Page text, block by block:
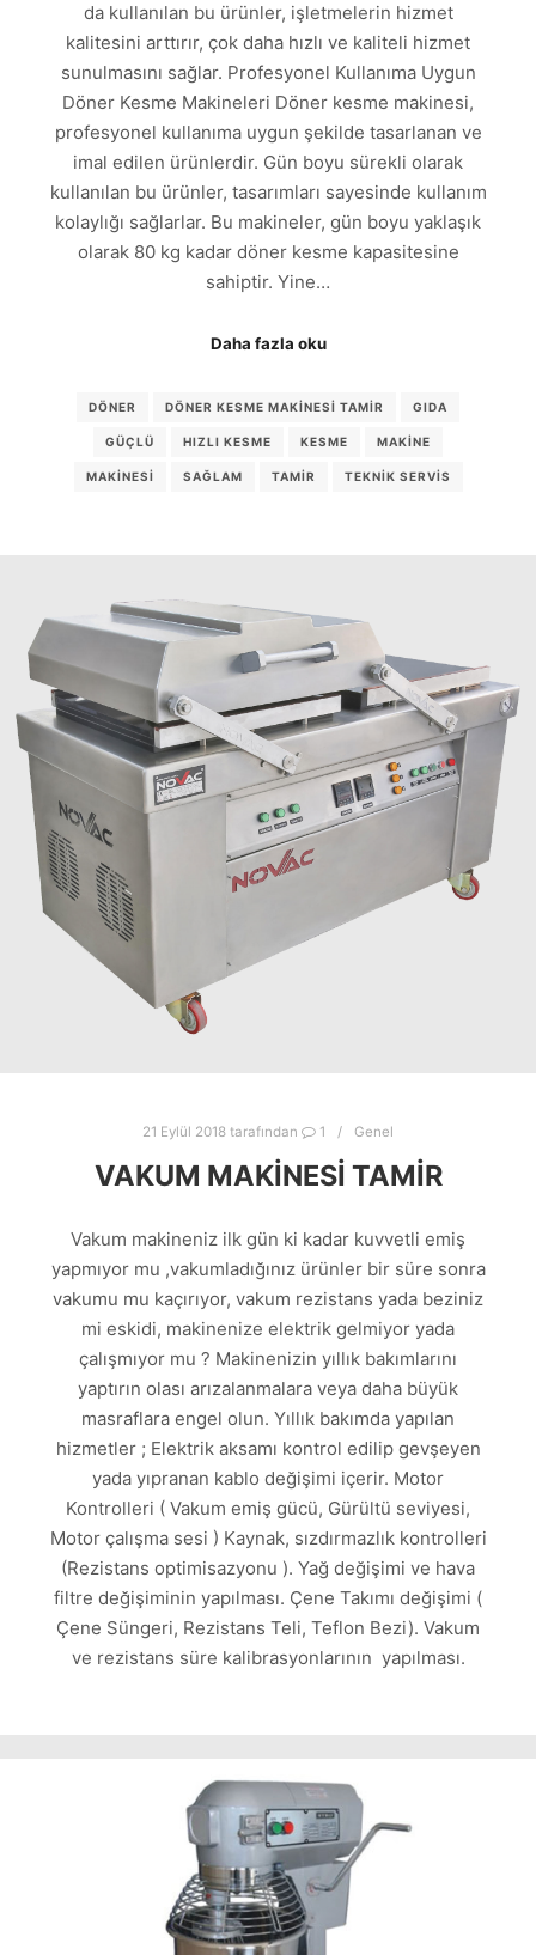
da kullanılan bu ürünler, işletmelerin hizmet
kalitesini arttırır, çok daha hızlı ve kaliteli hizmet
sunulmasını sağlar. Profesyonel Kullanıma Uygun
Döner Kesme Makineleri Döner kesme makinesi,
profesyonel kullanıma uygun şekilde tasarlanan ve
imal edilen ürünlerdir. Gün boyu sürekli olarak
kullanılan bu ürünler, tasarımları sayesinde kullanım
kolaylığı sağlarlar. Bu makineler, gün boyu yaklaşık
olarak 80 kg kadar döner kesme kapasitesine
sahiptir. Yine…
Daha fazla oku
DÖNER DÖNER KESME MAKINESI TAMIR GIDA
GÜÇLÜ HIZLI KESME KESME MAKINE
MAKINESI SAĞLAM TAMIR TEKNIK SERVIS
21 Eylül 2018 tarafından 1 Genel
VAKUM MAKINESI TAMIR
Vakum makineniz ilk gün ki kadar kuvvetli emiş
yapmıyor mu ,vakumladığınız ürünler bir süre sonra
vakumu mu kaçırıyor, vakum rezistans yada beziniz
mi eskidi, makinenize elektrik gelmiyor yada
çalışmıyor mu ? Makinenizin yıllık bakımlarını
yaptırın olası arızalanmalara veya daha büyük
masraflara engel olun. Yıllık bakımda yapılan
hizmetler ; Elektrik aksamı kontrol edilip gevşeyen
yada yıpranan kablo değişimi içerir. Motor
Kontrolleri ( Vakum emiş gücü, Gürültü seviyesi,
Motor çalışma sesi ) Kaynak, sızdırmazlık kontrolleri
(Rezistans optimisazyonu ). Yağ değişimi ve hava
filtre değişiminin yapılması. Çene Takımı değişimi (
Çene Süngeri, Rezistans Teli, Teflon Bezi). Vakum
ve rezistans süre kalibrasyonlarının yapılması.